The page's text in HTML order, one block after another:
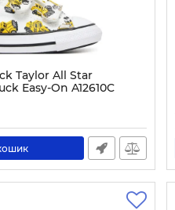
Taylor All Star
Easy-On A12610C